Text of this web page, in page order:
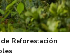
Reforestación